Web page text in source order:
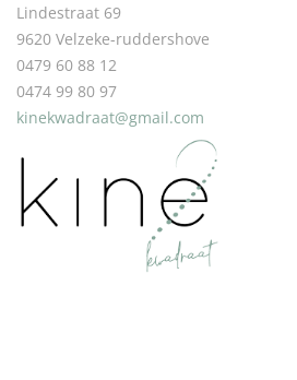
Lindestraat 69
9620 Velzeke-ruddershove
0479 60 88 12
0474 99 80 97
kinekwadraat@gmail.com